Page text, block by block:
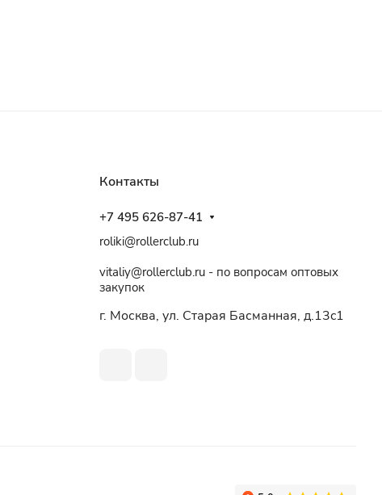
Контакты
+7 495 626-87-41
roliki@rollerclub.ru
vitaliy@rollerclub.ru - по вопросам оптовых
закупок
г. Москва, ул. Старая Басманная, д.13c1